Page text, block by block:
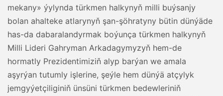
mekany» ýylynda türkmen halkynyň milli buýsanjy
bolan ahalteke atlarynyň şan-şöhratyny bütin dünýäde
has-da dabaralandyrmak boýunça türkmen halkynyň
Milli Lideri Gahryman Arkadagymyzyň hem-de
hormatly Prezidentimiziň alyp barýan we amala
aşyrýan tutumly işlerine, şeýle hem dünýä atçylyk
jemgyýetçiliginiň ünsüni türkmen bedewleriniň